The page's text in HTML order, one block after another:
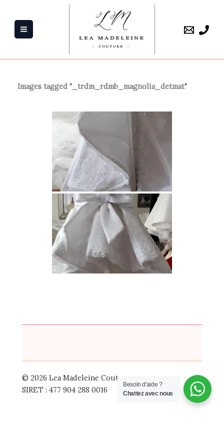
contenu
Images tagged "_trdm_rdmb_magnolia_detmat"
© 2026 Lea Madeleine Couture
SIRET : 477 904 288 0016
Besoin d'aide ?
Chattez avec nous